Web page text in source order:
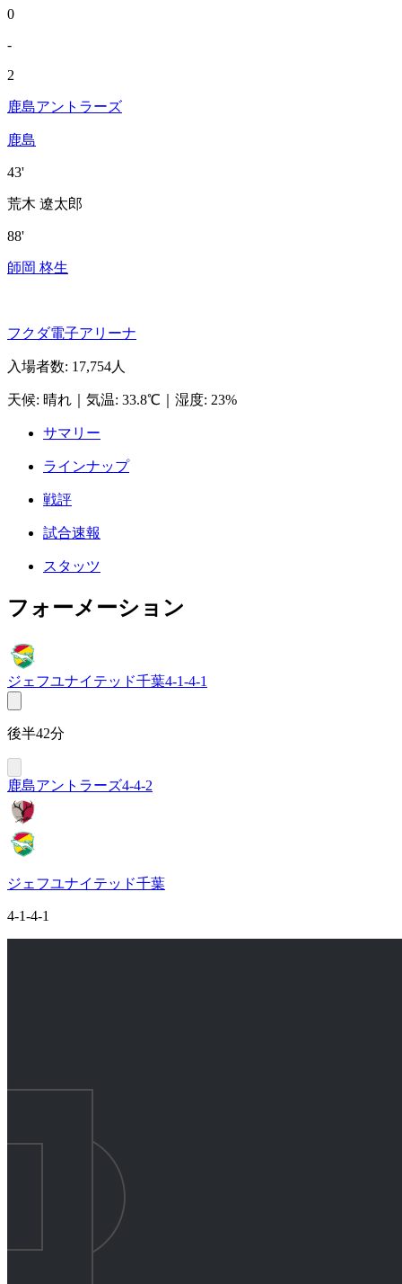
0
-
2
鹿島アントラーズ
鹿島
43'
荒木 遼太郎
88'
師岡 柊生
フクダ電子アリーナ
入場者数: 17,754人
天候: 晴れ 気温: 33.8℃ 湿度: 23%
サマリー
ラインナップ
戦評
試合速報
スタッツ
フォーメーション
ジェフユナイテッド千葉4-1-4-1
後半42分
鹿島アントラーズ4-4-2
ジェフユナイテッド千葉
4-1-4-1